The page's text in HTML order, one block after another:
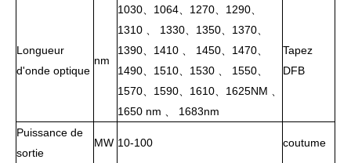
Longueur
d'onde optique
nm
1030、1064、1270、1290、
1310 、 1330、1350、1370、
1390、1410 、 1450、1470、
1490、1510、1530 、 1550、
1570、1590、1610、1625NM 、
1650 nm 、 1683nm
Tapez
DFB
Puissance de
sortie
MW 10-100 coutume